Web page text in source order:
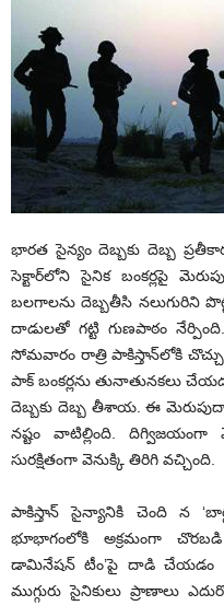
భారత సైన్యం దెబ్బకు దెబ్బ
సెక్టార్‌లోని సైనిక బంకర్లపై
బలగాలను దెబ్బతీసి నలుగురిని
దాడులతో గట్టి గుణపాఠం
సోమవారం రాత్రి పాకిస్తాన్‌లోకి
పాక్ బంకర్లను తునాతునకలు
దెబ్బకు దెబ్బ తీశాయ. ఈ
నష్టం వాటిల్లింది. దిగ్విజయంగా
సురక్షితంగా వెనుక్కి తిరిగి వచ్చింది.
పాకిస్తాన్ సైన్యానికి చెంది న
భూభాగంలోకి అక్రమంగా
డామినేషన్ టీం’పై దాడి చేయడం
ముగ్గురు సైనికులు ప్రాణాలు